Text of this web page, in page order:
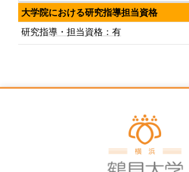
大学院における研究指導担当資格
研究指導・担当資格：有